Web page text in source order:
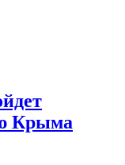
Крыма